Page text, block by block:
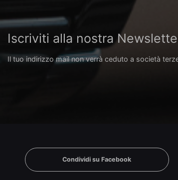
Iscriviti alla nostra
Il tuo indirizzo mail non verrà ceduto a società
Condividi su Facebook